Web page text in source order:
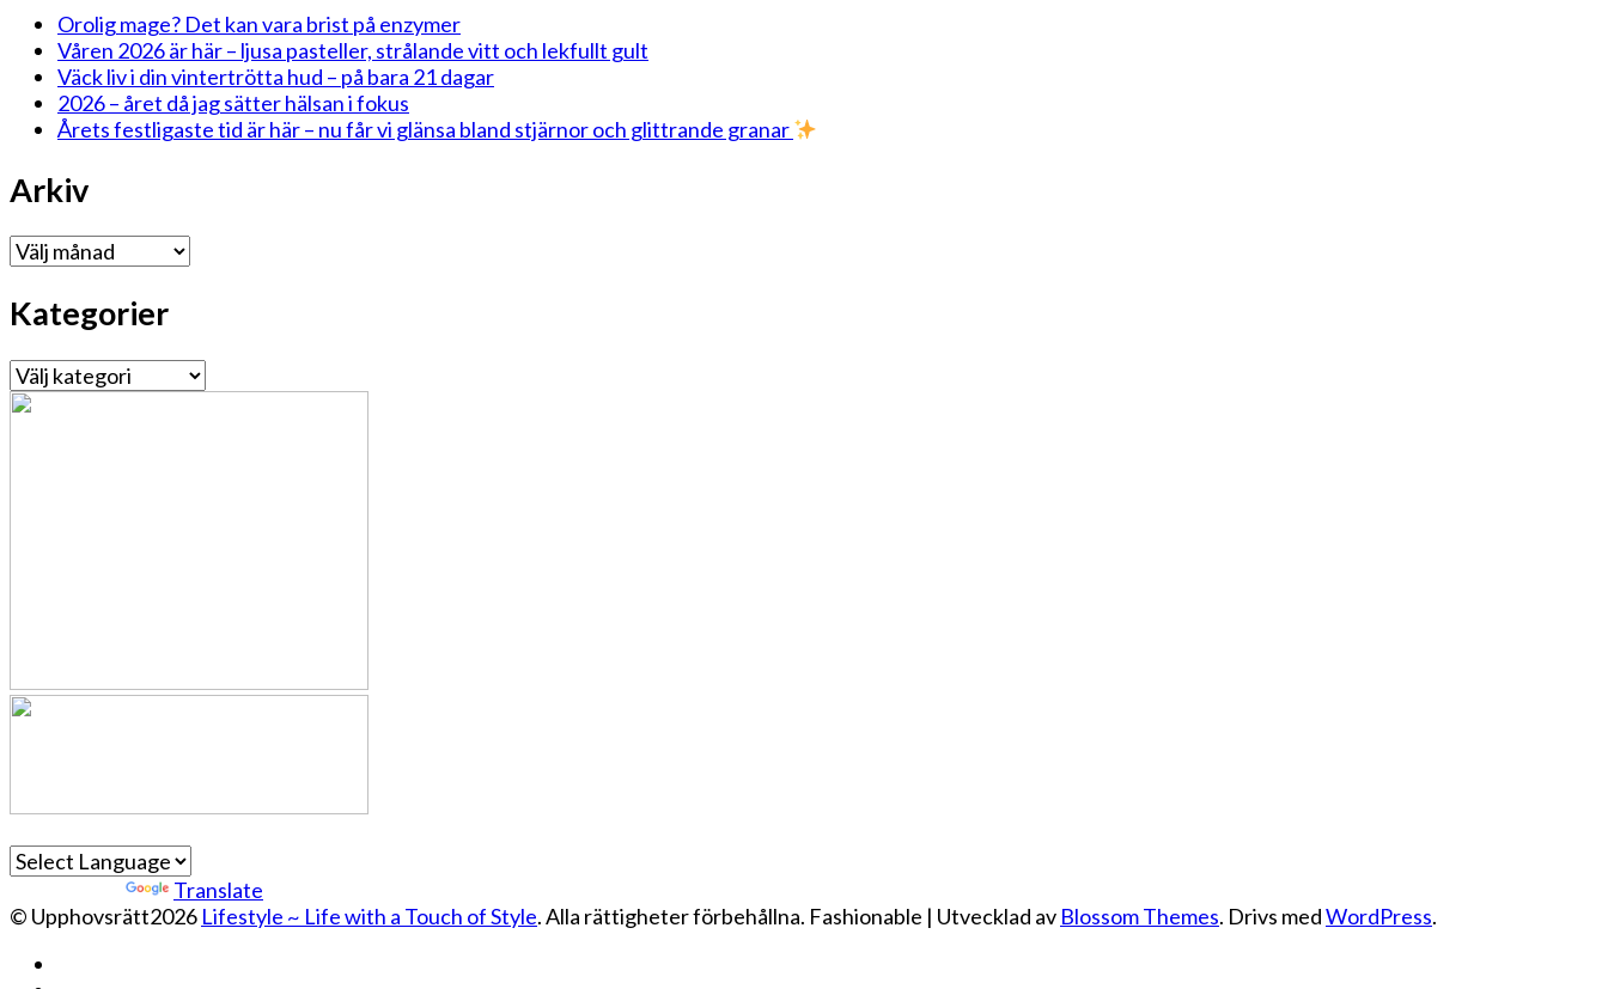
Orolig mage? Det kan vara brist på enzymer
Våren 2026 är här – ljusa pasteller, strålande vitt och lekfullt gult
Väck liv i din vintertrötta hud – på bara 21 dagar
2026 – året då jag sätter hälsan i fokus
Årets festligaste tid är här – nu får vi glänsa bland stjärnor och glittrande granar
Arkiv
Arkiv
Kategorier
Kategorier
Translate
© Upphovsrätt2026 Lifestyle ~ Life with a Touch of Style. Alla rättigheter förbehållna. Fashionable | Utvecklad av Blossom Themes. Drivs medWordPress.